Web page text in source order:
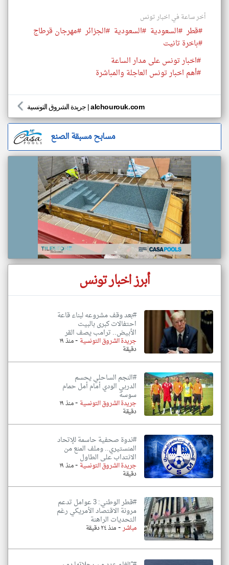
أخر ساعة في اخبار تونس
#قطر #السعودية #السعودية #الجزائر #مهرجان قرطاج
#باخرة تانيت
#اخبار تونس على مدار الساعة
#أهم اخبار تونس العاجلة والمباشرة
جريدة الشروق التونسية |alchourouk.com
مسابح مسبقة الصنع
أبرز اخبار تونس
#بعد وقف مشروعه لبناء قاعة
احتفالات كبرى بالبيت
الأبيض.. ترامب يصف القر
جريدة الشروق التونسية - منذ ١٩
دقيقة
#النجم الساحلي يحسم
الدربي الودي أمام أمل حمام
سوسة
جريدة الشروق التونسية - منذ ١٩
دقيقة
#ندوة صحفية حاسمة للإتحاد
المنستيري.. وملف المنع من
الانتداب على الطاول
جريدة الشروق التونسية - منذ ١٩
دقيقة
#قطر الوطني: 3 عوامل تدعم
مرونة الاقتصاد الأمريكي رغم
التحديات الراهنة
مباشر-منذ ٢٤ دقيقة